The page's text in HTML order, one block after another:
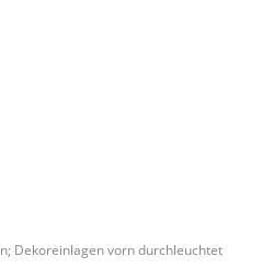
Dekoreinlagen vorn durchleuchtet